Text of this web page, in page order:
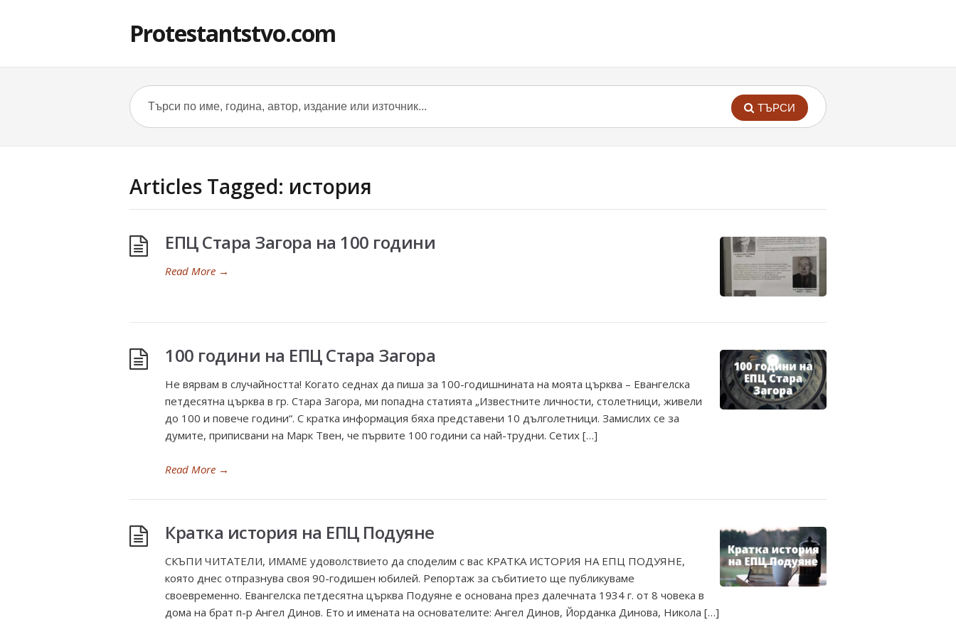
Protestantstvo.com
ТЪРСИ
Articles Tagged: история
ЕПЦ Стара Загора на 100 години
Read More →
100 години на ЕПЦ Стара Загора
Не вярвам в случайността! Когато седнах да пиша за 100-годишнината на моята църква – Евангелска
петдесятна църква в гр. Стара Загора, ми попадна статията „Известните личности, столетници, живели
до 100 и повече години“. С кратка информация бяха представени 10 дълголетници. Замислих се за
думите, приписвани на Марк Твен, че първите 100 години са най-трудни. Сетих […]
Read More →
Кратка история на ЕПЦ Подуяне
СКЪПИ ЧИТАТЕЛИ, ИМАМЕ удоволствието да споделим с вас КРАТКА ИСТОРИЯ НА ЕПЦ ПОДУЯНЕ,
която днес отпразнува своя 90-годишен юбилей. Репортаж за събитието ще публикуваме
своевременно. Евангелска петдесятна църква Подуяне е основана през далечната 1934 г. от 8 човека в
дома на брат п-р Ангел Динов. Ето и имената на основателите: Ангел Динов, Йорданка Динова, Никола […]